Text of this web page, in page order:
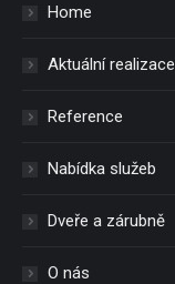
Home
Aktuální realizace
Reference
Nabídka služeb
Dveře a zárubně
O nás